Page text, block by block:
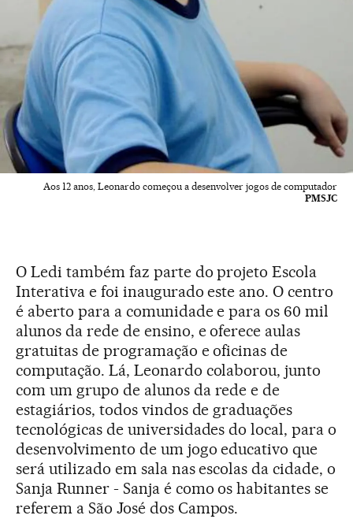
Aos 12 anos, Leonardo começou a desenvolver jogos de computador
PMSJC
O Ledi também faz parte do projeto Escola
Interativa e foi inaugurado este ano. O centro
é aberto para a comunidade e para os 60 mil
alunos da rede de ensino, e oferece aulas
gratuitas de programação e oficinas de
computação. Lá, Leonardo colaborou, junto
com um grupo de alunos da rede e de
estagiários, todos vindos de graduações
tecnológicas de universidades do local, para o
desenvolvimento de um jogo educativo que
será utilizado em sala nas escolas da cidade, o
Sanja Runner - Sanja é como os habitantes se
referem a São José dos Campos.